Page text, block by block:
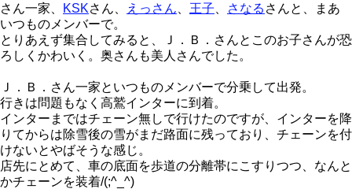
さん一家、
KSKさん、 えっさん 王子 さなる さんと、まあ
いつものメンバーで。
とりあえず集合してみると、Ｊ．Ｂ．さんとこのお子さんが恐
ろしくかわいく。奥さんも美人さんでした。
Ｊ．Ｂ．さん一家といつものメンバーで分乗して出発。
行きは問題もなく高鷲インターに到着。
インターまではチェーン無しで行けたのですが、インターを降
りてからは除雪後の雪がまだ路面に残っており、チェーンを付
けないとやばそうな感じ。
店先にとめて、車の底面を歩道の分離帯にこすりつつ、なんと
かチェーンを装着/(;^_^)